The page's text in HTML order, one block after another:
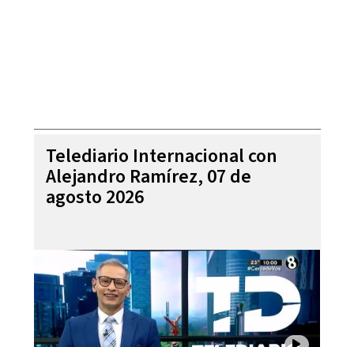
Telediario Internacional con
Alejandro Ramírez, 07 de
agosto 2026